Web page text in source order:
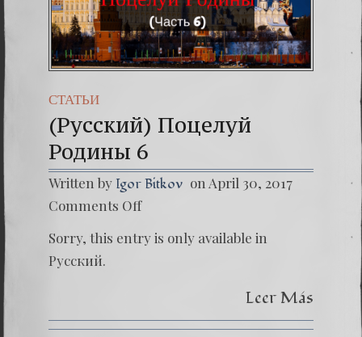
СТАТЬИ
(Русский) Поцелуй
Родины 6
Written by Igor Bitkov on April 30, 2017
Comments Off
Sorry, this entry is only available in
Русский.
Leer Más